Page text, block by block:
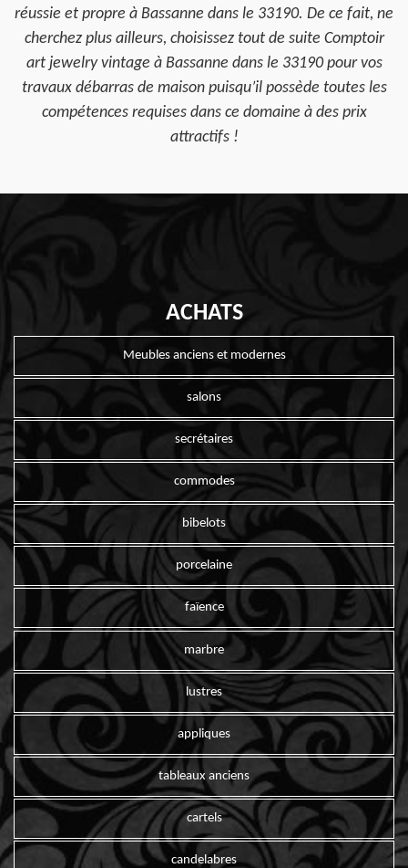
réussie et propre à Bassanne dans le 33190. De ce fait, ne
cherchez plus ailleurs, choisissez tout de suite Comptoir
art jewelry vintage à Bassanne dans le 33190 pour vos
travaux débarras de maison puisqu’il possède toutes les
compétences requises dans ce domaine à des prix
attractifs !
ACHATS
Meubles anciens et modernes
salons
secrétaires
commodes
bibelots
porcelaine
faïence
marbre
lustres
appliques
tableaux anciens
cartels
candelabres